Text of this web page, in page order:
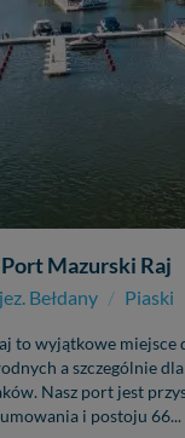
Port Mazurski Raj
jez. Bełdany / Piaski
to wyjątkowe miejsce
a szczególnie dla
Nasz port jest
i postoju 66...